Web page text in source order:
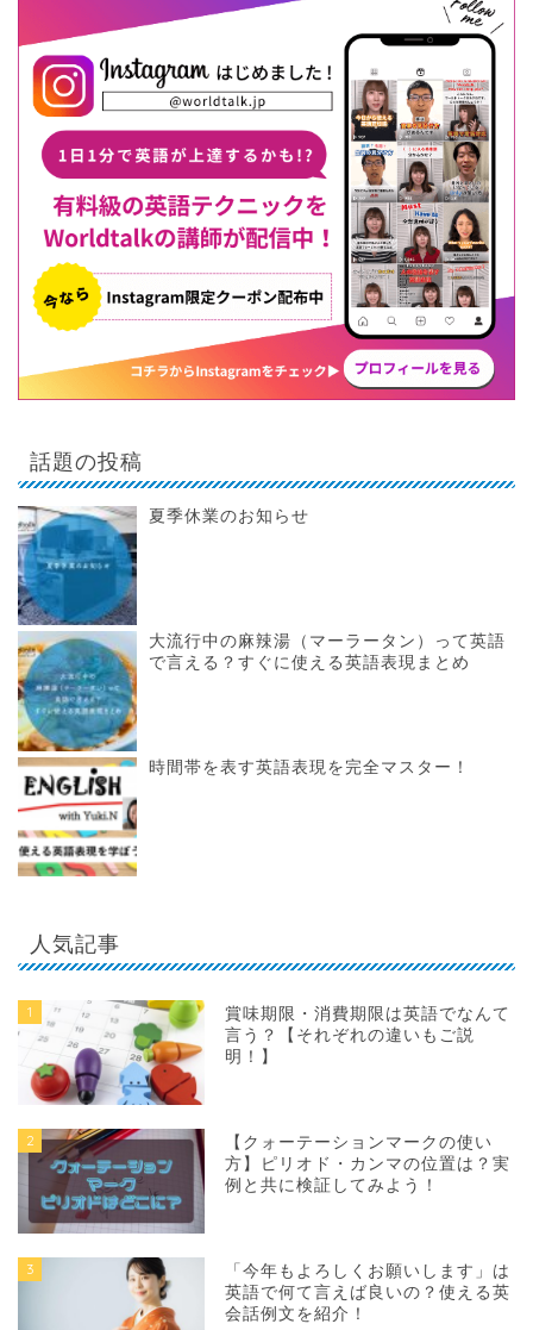
話題の投稿
夏季休業のお知らせ
大流行中の麻辣湯（マーラータン）って英語
で言える？すぐに使える英語表現まとめ
時間帯を表す英語表現を完全マスター！
人気記事
1
賞味期限・消費期限は英語でなんて
言う？【それぞれの違いもご説
明！】
2
【クォーテーションマークの使い
方】ピリオド・カンマの位置は？実
例と共に検証してみよう！
3
「今年もよろしくお願いします」は
英語で何て言えば良いの？使える英
会話例文を紹介！